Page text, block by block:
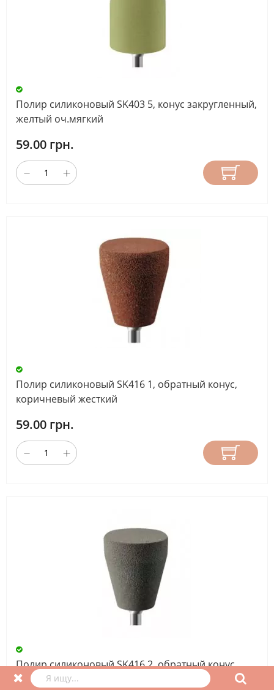
Полир силиконовый SK403 5, конус закругленный,
желтый оч.мягкий
59.00 грн.
Полир силиконовый SK416 1, обратный конус,
коричневый жесткий
59.00 грн.
Полир силиконовый SK416 2, обратный конус,
серый грубый